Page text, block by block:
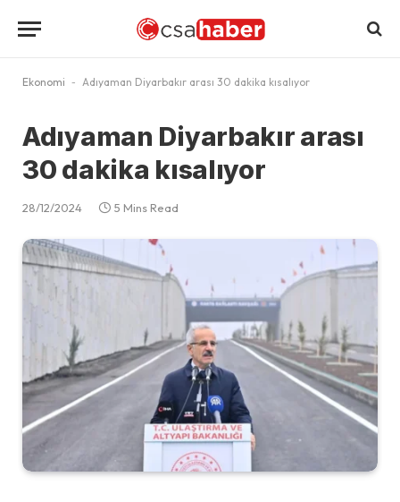
Ekonomi - Adıyaman Diyarbakır arası 30 dakika kısalıyor
Adıyaman Diyarbakır arası
30 dakika kısalıyor
28/12/2024 5 Mins Read